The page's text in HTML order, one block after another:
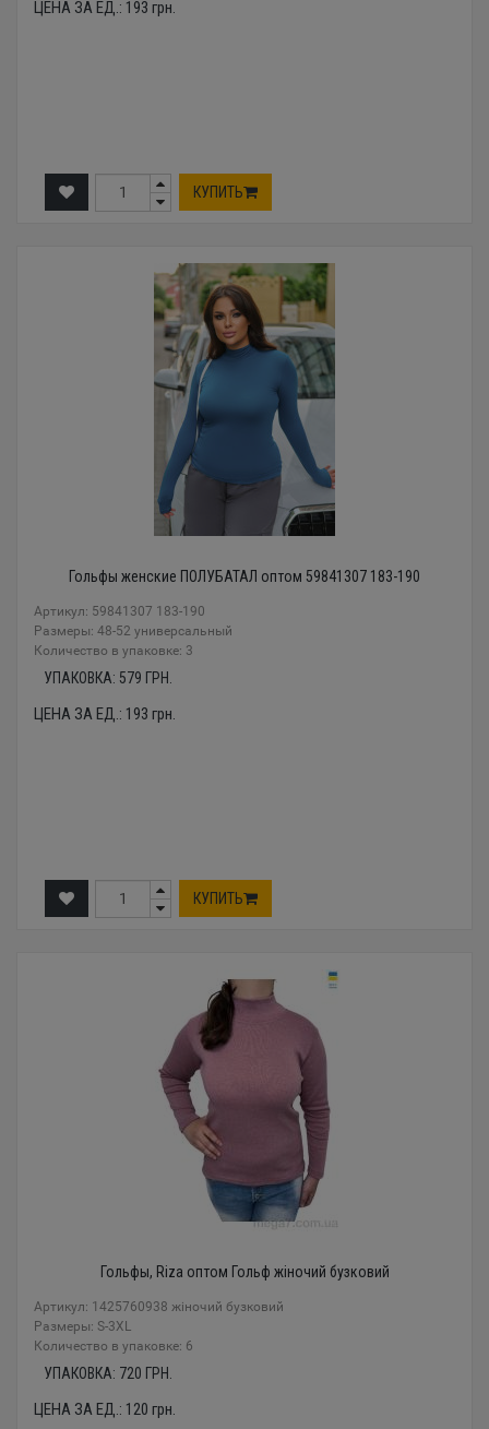
ЦЕНА ЗА ЕД.: 193 грн.
КУПИТЬ
Гольфы женские ПОЛУБАТАЛ оптом 59841307 183-190
Артикул: 59841307 183-190
Размеры: 48-52 универсальный
Количество в упаковке: 3
УПАКОВКА: 579 ГРН.
ЦЕНА ЗА ЕД.: 193 грн.
КУПИТЬ
Гольфы, Riza оптом Гольф жіночий бузковий
Артикул: 1425760938 жіночий бузковий
Размеры: S-3XL
Количество в упаковке: 6
УПАКОВКА: 720 ГРН.
ЦЕНА ЗА ЕД.: 120 грн.